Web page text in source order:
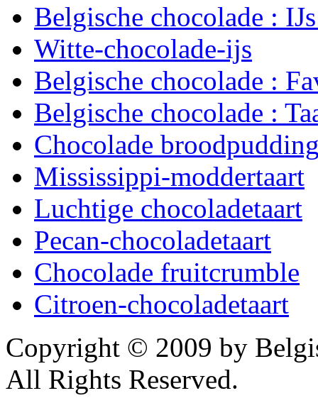
Belgische chocolade :
Witte-chocolade-ijs
Belgische chocolade :
Belgische chocolade :
Chocolade
Mississippi-moddertaart
Luchtige chocoladetaart
Pecan-chocoladetaart
Chocolade fruitcrumble
Citroen-chocoladetaart
Copyright © 2009 by
All Rights Reserved.